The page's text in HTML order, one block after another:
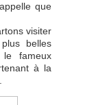
que
visiter
belles
fameux
à la